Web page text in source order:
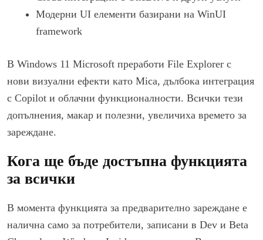
Модерни UI елементи базирани на WinUI
framework
В Windows 11 Microsoft преработи File Explorer с
нови визуални ефекти като Mica, дълбока интеграция
с Copilot и облачни функционалности. Всички тези
допълнения, макар и полезни, увеличиха времето за
зареждане.
Кога ще бъде достъпна функцията
за всички
В момента функцията за предварително зареждане е
налична само за потребители, записани в Dev и Beta